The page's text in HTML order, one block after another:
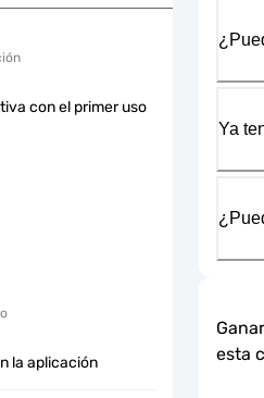
con el primer uso
la aplicación
Ya
Ganar
esta